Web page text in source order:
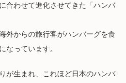
合わせて進化させてきた「ハンバ
外からの旅行客がハンバーグを食
なっています。
が生まれ、これほど日本のハンバ